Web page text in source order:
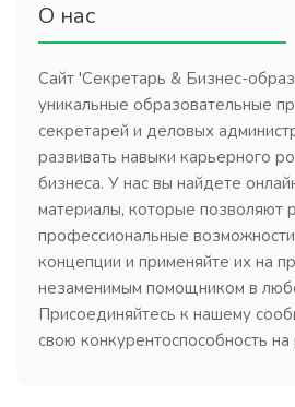
О нас
Сайт 'Секретарь & Бизнес-
уникальные образовательные
секретарей и деловых
развивать навыки карьерного
бизнеса. У нас вы найдете
материалы, которые позволяют
профессиональные
концепции и применяйте их на
незаменимым помощником в
Присоединяйтесь к нашему
свою конкурентоспособность